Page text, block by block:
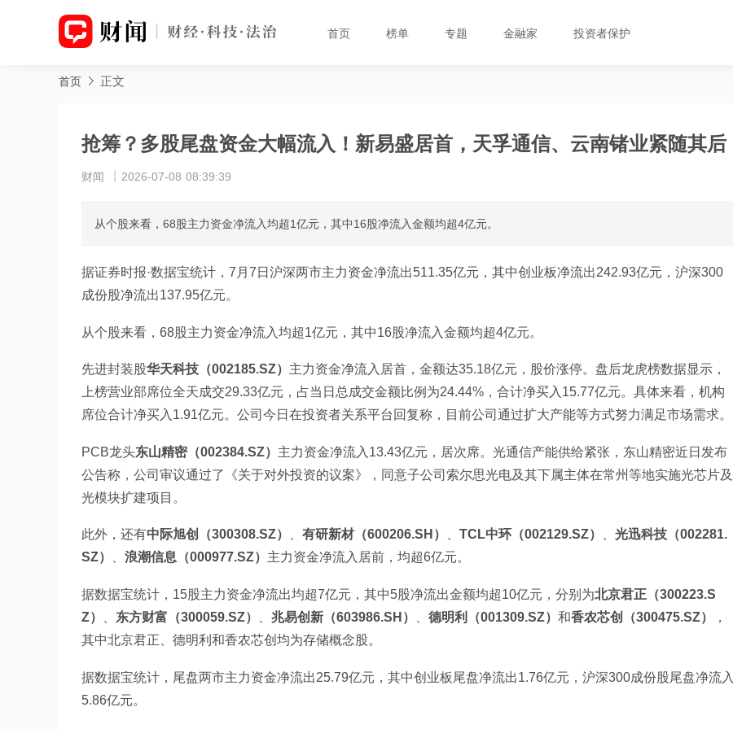
首页 榜单 专题 金融家 投资者保护
首页 正文
抢筹？多股尾盘资金大幅流入！新易盛居首，天孚通信、云南锗业紧随其后
财闻 2026-07-08 08:39:39
从个股来看，68股主力资金净流入均超1亿元，其中16股净流入金额均超4亿元。
据证券时报·数据宝统计，7月7日沪深两市主力资金净流出511.35亿元，其中创业板净流出242.93亿元，沪深300
成份股净流出137.95亿元。
从个股来看，68股主力资金净流入均超1亿元，其中16股净流入金额均超4亿元。
先进封装股华天科技（002185.SZ） 主力资金净流入居首，金额达35.18亿元，股价涨停。盘后龙虎榜数据显示，
上榜营业部席位全天成交29.33亿元，占当日总成交金额比例为24.44%，合计净买入15.77亿元。具体来看，机构
席位合计净买入1.91亿元。公司今日在投资者关系平台回复称，目前公司通过扩大产能等方式努力满足市场需求。
PCB龙头东山精密（002384.SZ） 主力资金净流入13.43亿元，居次席。光通信产能供给紧张，东山精密近日发布
公告称，公司审议通过了《关于对外投资的议案》，同意子公司索尔思光电及其下属主体在常州等地实施光芯片及
光模块扩建项目。
此外，还有中际旭创（300308.SZ） 有研新材（600206.SH） TCL中环（002129.SZ）
光迅科技（002281.
SZ）
浪潮信息（000977.SZ） 主力资金净流入居前，均超6亿元。
据数据宝统计，15股主力资金净流出均超7亿元，其中5股净流出金额均超10亿元，分别为北京君正（300223.S
Z）
东方财富（300059.SZ） 兆易创新（603986.SH） 德明利（001309.SZ） 和香农芯创（300475.SZ）
，
其中北京君正、德明利和香农芯创均为存储概念股。
据数据宝统计，尾盘两市主力资金净流出25.79亿元，其中创业板尾盘净流出1.76亿元，沪深300成份股尾盘净流入
5.86亿元。